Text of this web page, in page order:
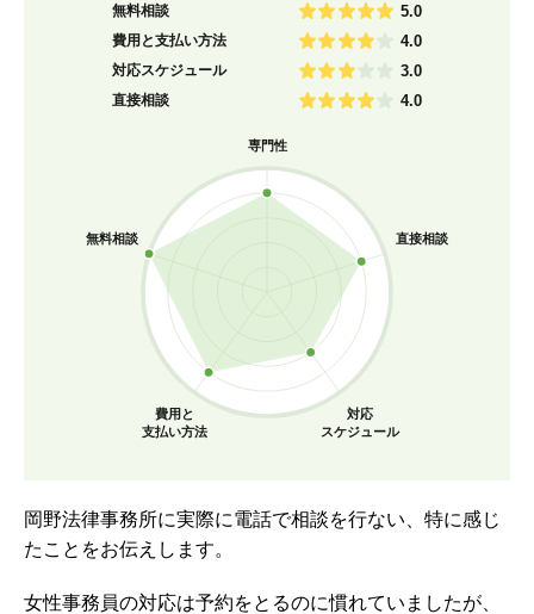
無料相談 5.0
費用と支払い方法 4.0
対応スケジュール 3.0
直接相談 4.0
専門性
直接相談
対応
スケジュール
費用と
支払い方法
無料相談
岡野法律事務所に実際に電話で相談を行ない、特に感じ
たことをお伝えします。
女性事務員の対応は予約をとるのに慣れていましたが、